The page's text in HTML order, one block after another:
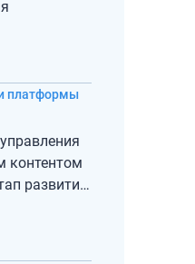
платформы
контентом
развития